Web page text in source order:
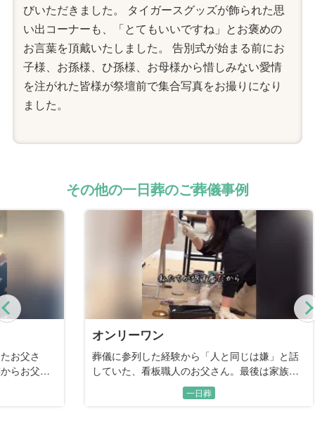
びいただきました。 タイガースグッズが飾られた思
い出コーナーも、「とてもいいですね」とお褒めの
お言葉を頂戴いたしました。 告別式が始まる前にお
子様、お孫様、ひ孫様、お母様から惜しみない愛情
を注がれた皆様が祭壇前で集合写真をお撮りになり
ました。
その他の一日葬のご葬儀事例
Previous
オンリーワン
葬儀に参列した経験から「人と同じは嫌」と話
していた、看板職人のお父さん。最後は家族の
手で描く、世界に一つだけの恩返しの時間。